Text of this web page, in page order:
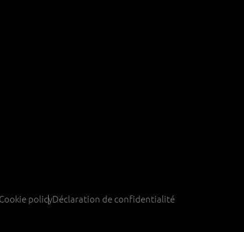
Cookie policyDéclaration de confidentialité